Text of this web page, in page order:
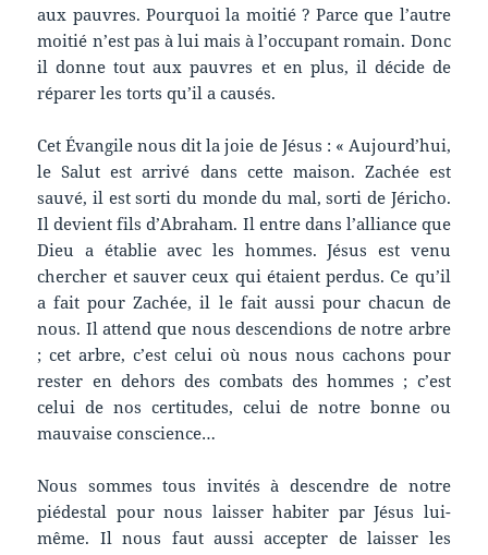
aux pauvres. Pourquoi la moitié ? Parce que l’autre
moitié n’est pas à lui mais à l’occupant romain. Donc
il donne tout aux pauvres et en plus, il décide de
réparer les torts qu’il a causés.
Cet Évangile nous dit la joie de Jésus : « Aujourd’hui,
le Salut est arrivé dans cette maison. Zachée est
sauvé, il est sorti du monde du mal, sorti de Jéricho.
Il devient fils d’Abraham. Il entre dans l’alliance que
Dieu a établie avec les hommes. Jésus est venu
chercher et sauver ceux qui étaient perdus. Ce qu’il
a fait pour Zachée, il le fait aussi pour chacun de
nous. Il attend que nous descendions de notre arbre
; cet arbre, c’est celui où nous nous cachons pour
rester en dehors des combats des hommes ; c’est
celui de nos certitudes, celui de notre bonne ou
mauvaise conscience…
Nous sommes tous invités à descendre de notre
piédestal pour nous laisser habiter par Jésus lui-
même. Il nous faut aussi accepter de laisser les